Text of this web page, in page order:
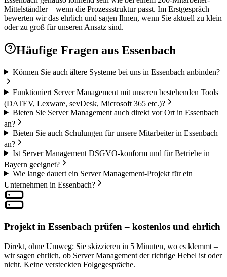
Mittelständler – wenn die Prozessstruktur passt. Im Erstgespräch
bewerten wir das ehrlich und sagen Ihnen, wenn Sie aktuell zu klein
oder zu groß für unseren Ansatz sind.
Häufige Fragen aus Essenbach
Können Sie auch ältere Systeme bei uns in Essenbach anbinden?
Funktioniert Server Management mit unseren bestehenden Tools
(DATEV, Lexware, sevDesk, Microsoft 365 etc.)?
Bieten Sie Server Management auch direkt vor Ort in Essenbach
an?
Bieten Sie auch Schulungen für unsere Mitarbeiter in Essenbach
an?
Ist Server Management DSGVO-konform und für Betriebe in
Bayern geeignet?
Wie lange dauert ein Server Management-Projekt für ein
Unternehmen in Essenbach?
Projekt in Essenbach prüfen – kostenlos und ehrlich
Direkt, ohne Umweg: Sie skizzieren in 5 Minuten, wo es klemmt –
wir sagen ehrlich, ob Server Management der richtige Hebel ist oder
nicht. Keine versteckten Folgegespräche.